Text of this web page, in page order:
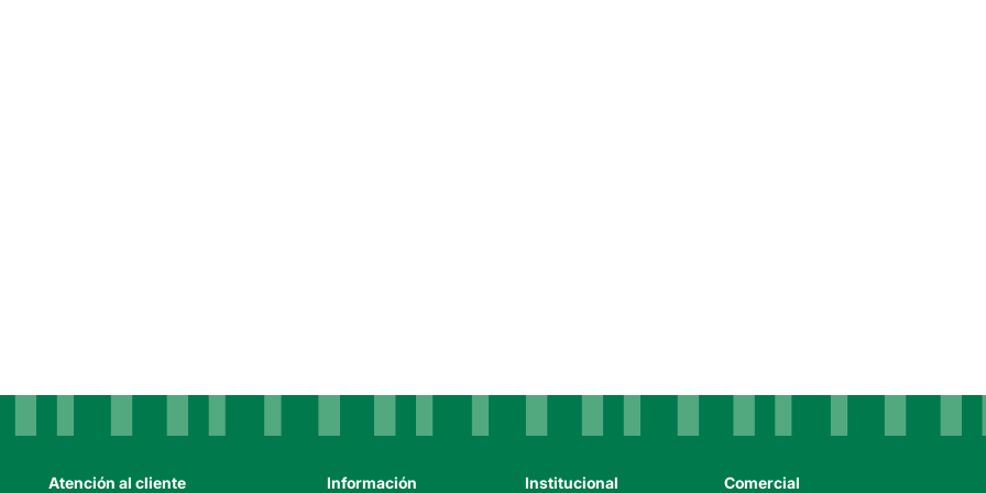
Atención al cliente Información Institucional Comercial